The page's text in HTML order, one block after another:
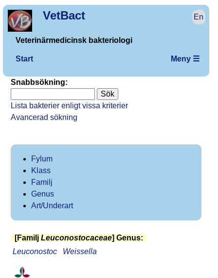
VetBact En
Veterinärmedicinsk bakteriologi
Start Meny ☰
Snabbsökning:
Lista bakterier enligt vissa kriterier
Avancerad sökning
Fylum
Klass
Familj
Genus
Art/Underart
[Familj Leuconostocaceae] Genus:
Leuconostoc
Weissella